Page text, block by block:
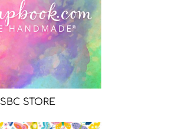
SBC STORE